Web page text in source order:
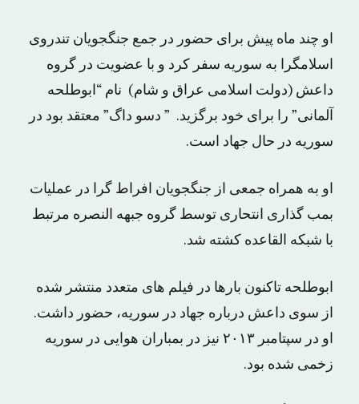
او چند ماه پیش برای حضور در جمع جنگجویان تندروی
اسلامگرا به سوریه سفر کرد و با عضویت در گروه
داعش (دولت اسلامی عراق و شام) نام “ابوطلحه
آلمانی” را برای خود برگزید. ” دسو داگ” معتقد بود در
سوریه در حال جهاد است.
او به همراه جمعی از جنگجویان افراط گرا در عملیات
بمب گذاری انتحاری توسط گروه جبهه النصره مرتبط
با شبکه القاعده کشته شد.
ابوطلحه تاکنون بارها در فیلم های متعدد منتشر شده
از سوی داعش درباره جهاد در سوریه، حضور داشت.
او در سپتامبر ۲۰۱۳ نیز در بمباران هوایی در سوریه
زخمی شده بود.